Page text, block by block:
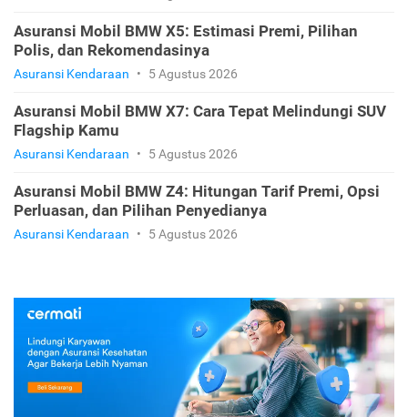
Asuransi Mobil BMW X5: Estimasi Premi, Pilihan
Polis, dan Rekomendasinya
Asuransi Kendaraan • 5 Agustus 2026
Asuransi Mobil BMW X7: Cara Tepat Melindungi SUV
Flagship Kamu
Asuransi Kendaraan • 5 Agustus 2026
Asuransi Mobil BMW Z4: Hitungan Tarif Premi, Opsi
Perluasan, dan Pilihan Penyedianya
Asuransi Kendaraan • 5 Agustus 2026